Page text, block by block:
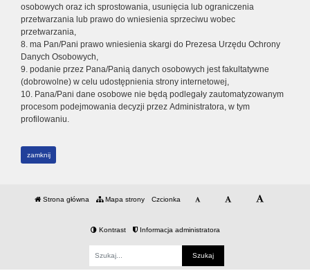
osobowych oraz ich sprostowania, usunięcia lub ograniczenia
przetwarzania lub prawo do wniesienia sprzeciwu wobec
przetwarzania,
8. ma Pan/Pani prawo wniesienia skargi do Prezesa Urzędu Ochrony
Danych Osobowych,
9. podanie przez Pana/Panią danych osobowych jest fakultatywne
(dobrowolne) w celu udostępnienia strony internetowej,
10. Pana/Pani dane osobowe nie będą podlegały zautomatyzowanym
procesom podejmowania decyzji przez Administratora, w tym
profilowaniu.
zamknij
Strona główna Mapa strony Czcionka
Kontrast Informacja administratora